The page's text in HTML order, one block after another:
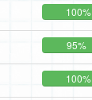
100%
95%
100%